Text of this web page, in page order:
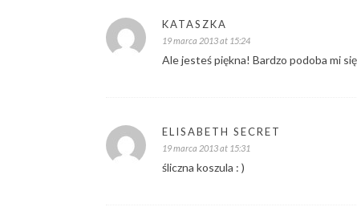
KATASZKA
19 marca 2013 at 15:24
Ale jesteś piękna! Bardzo podoba mi
ELISABETH SECRET
19 marca 2013 at 15:31
śliczna koszula : )